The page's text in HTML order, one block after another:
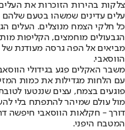
צלקות בהירות הזוכרות את
עלים עדינים שמשהו בטעם שלהם
כל חלקי הצמח מנוצלים. העלים
הגבעולים מוחמצים, הקליפות
מביאים אל הפה גרסה מעודנת
הווסאבי.
משבר האקלים פגע בגידולי
עם הלחות מגדילות את כמות
פוגעים בצמח, עצים שננטעו
מול עולם שמיהר להתפתח בלי
דורך - חקלאות הווסאבי חיפשה
המטבח היפני.